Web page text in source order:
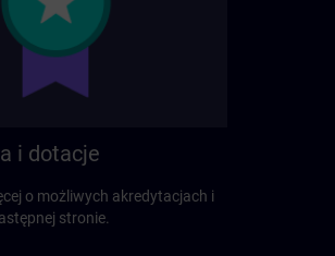
i dotacje
o możliwych akredytacjach i
stronie.